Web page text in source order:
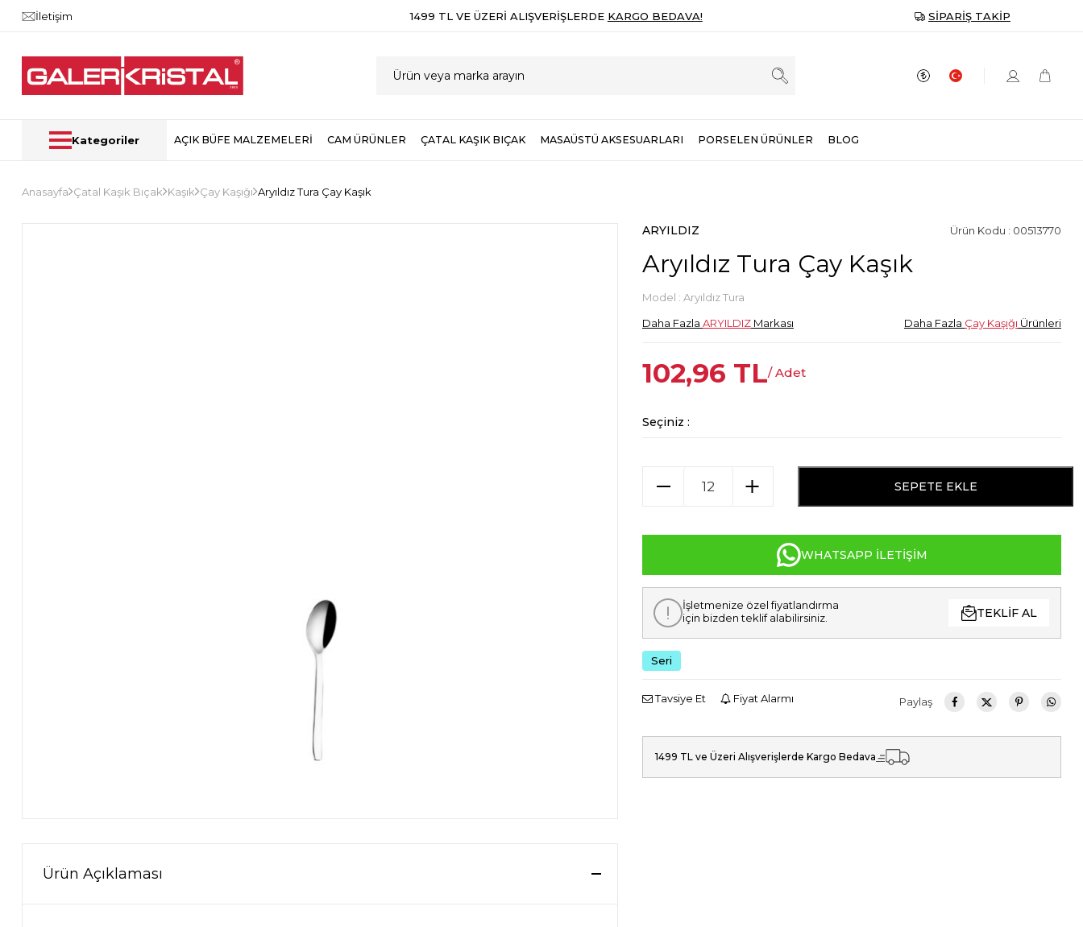
İletişim 1499 TL VE ÜZERI ALIŞVERIŞLERDE KARGO BEDAVA! SIPARIŞ TAKIP
Kategoriler AÇIK BÜFE MALZEMELERİ CAM ÜRÜNLER ÇATAL KAŞIK BIÇAK MASAÜSTÜ AKSESUARLARI PORSELEN ÜRÜNLER BLOG
Anasayfa Çatal Kaşık Bıçak Kaşık Çay Kaşığı Aryıldız Tura Çay Kaşık
Ürün Açıklaması
ARYILDIZ Ürün Kodu : 00513770
Aryıldız Tura Çay Kaşık
Model : Aryıldız Tura
Daha Fazla ARYILDIZ Markası Daha Fazla Çay Kaşığı Ürünleri
102,96 TL/ Adet
Seçiniz :
SEPETE EKLE
WHATSAPP İLETIŞIM
İşletmenize özel fiyatlandırma
için bizden teklif alabilirsiniz.
TEKLIF AL
Seri
Tavsiye Et Fiyat Alarmı Paylaş
1499 TL ve Üzeri Alışverişlerde Kargo Bedava